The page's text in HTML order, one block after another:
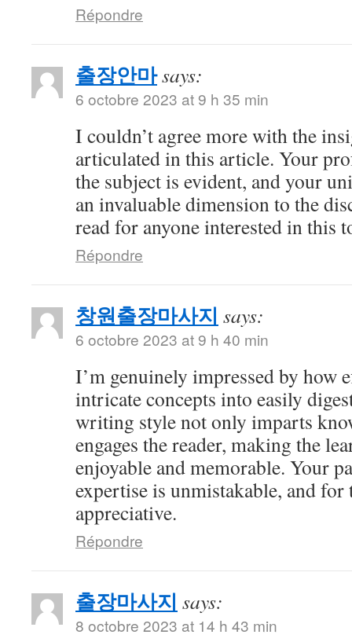
Répondre
출장안마says:
6 octobre 2023 at 9 h 35 min
I couldn’t agree more with the
articulated in this article. Your
the subject is evident, and your
an invaluable dimension to the
read for anyone interested in this
Répondre
창원출장마사지 says:
6 octobre 2023 at 9 h 40 min
I’m genuinely impressed by how
intricate concepts into easily
writing style not only imparts
engages the reader, making the
enjoyable and memorable. Your
expertise is unmistakable, and for
appreciative.
Répondre
출장마사지 says:
8 octobre 2023 at 14 h 43 min